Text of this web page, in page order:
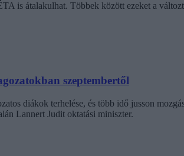
is átalakulhat. Többek között ezeket a
szeptembertől
diákok terhelése, és több idő jusson
Lannert Judit oktatási miniszter.